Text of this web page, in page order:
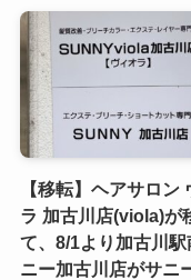
【移転】ヘアサロン
ラ 加古川店(viola)が
て、8/1より加古川駅
ニー加古川店がサニ